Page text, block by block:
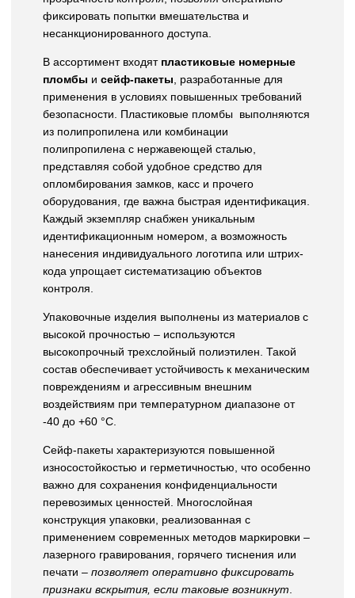
фиксировать попытки вмешательства и
несанкционированного доступа.
В ассортимент входят пластиковые номерные
пломбы и сейф-пакеты, разработанные для
применения в условиях повышенных требований
безопасности. Пластиковые пломбы выполняются
из полипропилена или комбинации
полипропилена с нержавеющей сталью,
представляя собой удобное средство для
опломбирования замков, касс и прочего
оборудования, где важна быстрая идентификация.
Каждый экземпляр снабжен уникальным
идентификационным номером, а возможность
нанесения индивидуального логотипа или штрих-
кода упрощает систематизацию объектов
контроля.
Упаковочные изделия выполнены из материалов с
высокой прочностью – используются
высокопрочный трехслойный полиэтилен. Такой
состав обеспечивает устойчивость к механическим
повреждениям и агрессивным внешним
воздействиям при температурном диапазоне от
-40 до +60 °С.
Сейф-пакеты характеризуются повышенной
износостойкостью и герметичностью, что особенно
важно для сохранения конфиденциальности
перевозимых ценностей. Многослойная
конструкция упаковки, реализованная с
применением современных методов маркировки –
лазерного гравирования, горячего тиснения или
печати – позволяет оперативно фиксировать
признаки вскрытия, если таковые возникнут.